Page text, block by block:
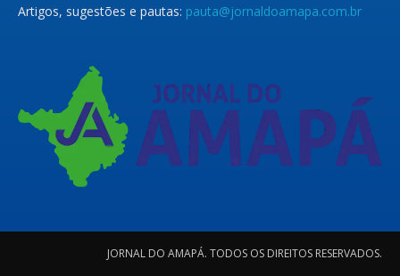
Artigos, sugestões e pautas: pauta@jornaldoamapa.com.br
JORNAL DO AMAPÁ. TODOS OS DIREITOS RESERVADOS.